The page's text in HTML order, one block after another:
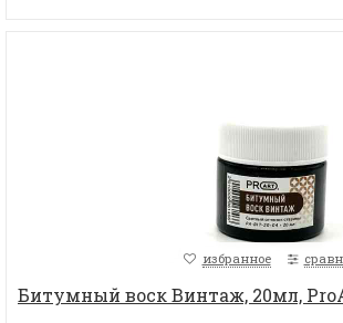
избранное
Битумный воск Винтаж, 20мл,